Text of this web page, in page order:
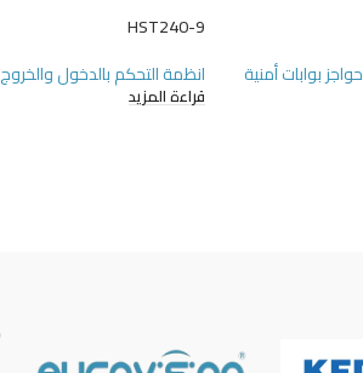
حواجز بوابات أمنية
HST240-9
انظمة التحكم بالدخول والخروج
قراءة المزيد